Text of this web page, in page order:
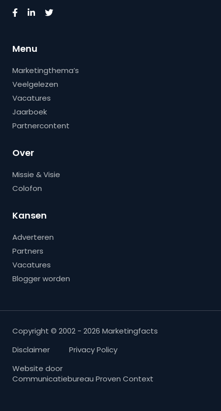
Menu
Marketingthema’s
Veelgelezen
Vacatures
Jaarboek
Partnercontent
Over
Missie & Visie
Colofon
Kansen
Adverteren
Partners
Vacatures
Blogger worden
Copyright © 2002 - 2026 Marketingfacts
Disclaimer
Privacy Policy
Website door
Communicatiebureau Proven Context